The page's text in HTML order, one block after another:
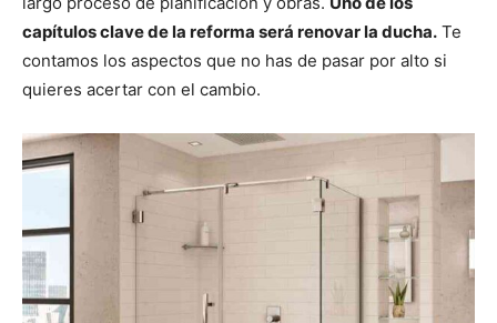
i
r
e
n
e
r
)
i
r
e
n
k i
r
e
n
s
t
i
r
e
n
r
e
n
capítulos clave de la reforma será renovar la ducha. Te
contamos los aspectos que no has de pasar por alto si
quieres acertar con el cambio.